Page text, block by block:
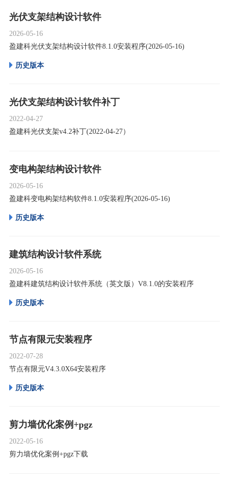
光伏支架结构设计软件
2026-05-16
盈建科光伏支架结构设计软件8.1.0安装程序(2026-05-16)
历史版本
光伏支架结构设计软件补丁
2022-04-27
盈建科光伏支架v4.2补丁(2022-04-27）
变电构架结构设计软件
2026-05-16
盈建科变电构架结构软件8.1.0安装程序(2026-05-16)
历史版本
建筑结构设计软件系统
2026-05-16
盈建科建筑结构设计软件系统（英文版）V8.1.0的安装程序
历史版本
节点有限元安装程序
2022-07-28
节点有限元V4.3.0X64安装程序
历史版本
剪力墙优化案例+pgz
2022-05-16
剪力墙优化案例+pgz下载